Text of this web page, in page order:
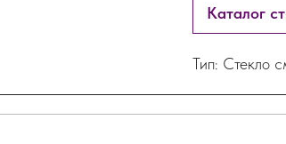
Каталог
Тип: Стекло